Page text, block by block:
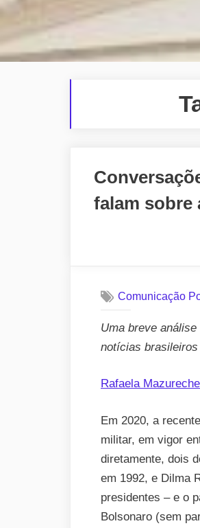
falam sobre
Comunicação
Uma breve
notícias
Rafaela
Em 2020, a
militar, em vigor
diretamente, dois
em 1992, e Dilma
presidentes – e o
Bolsonaro (sem